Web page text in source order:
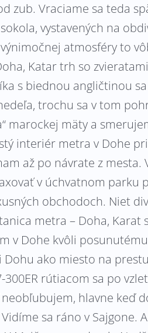
zub. Vraciame sa teda
vystavených na
atmosféry to
Katar trh so
s biednou angličtinou
trochu sa v tom
marockej mäty a
interiér metra v Dohe
až po návrate z
v úchvatnom parku
obchodoch. Niet
metra – Doha,
v Dohe kvôli
Dohu ako miesto na
300ER rútiacom sa po
hlavne keď
sa ráno v Sajgone.